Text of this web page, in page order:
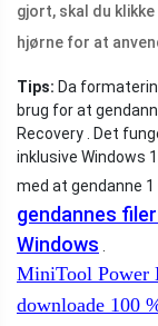
gjort, skal du klikke
hjørne for at
Tips: Da
brug for at
Recovery . Det
inklusive Windows
med at gendanne
gendannes
Windows
MiniTool Power
downloade 100